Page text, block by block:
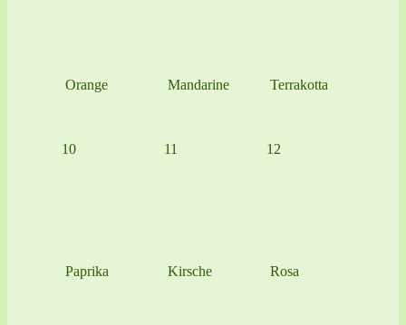
Orange Mandarine Terrakotta
10
Paprika
11
Kirsche
12
Rosa